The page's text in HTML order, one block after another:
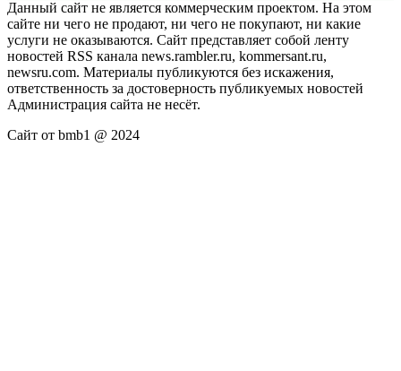
Данный сайт не является коммерческим проектом. На этом
сайте ни чего не продают, ни чего не покупают, ни какие
услуги не оказываются. Сайт представляет собой ленту
новостей RSS канала news.rambler.ru, kommersant.ru,
newsru.com. Материалы публикуются без искажения,
ответственность за достоверность публикуемых новостей
Администрация сайта не несёт.
Сайт от bmb1 @ 2024